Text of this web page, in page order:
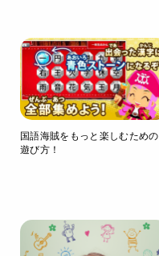
国語海賊をもっと楽しむための
遊び方！